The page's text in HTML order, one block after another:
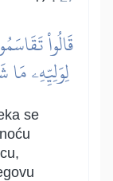
قَالُواْ
لِوَلِيِّهِۦ
se